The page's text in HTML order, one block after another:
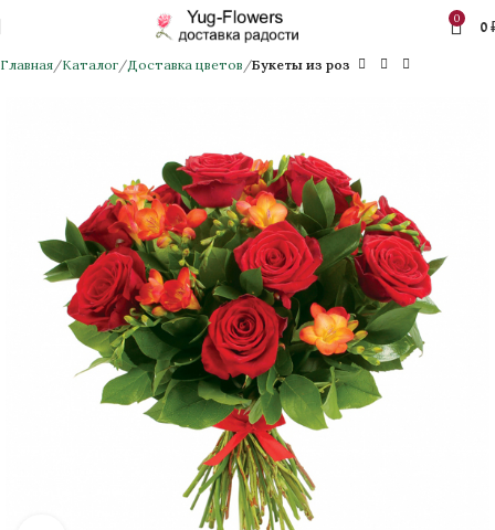
0 0
Главная Каталог Доставка цветов Букеты из роз